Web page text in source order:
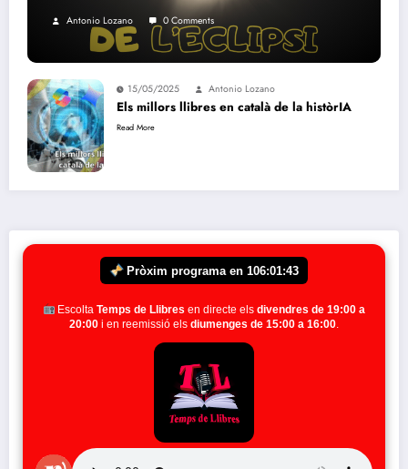
Antonio Lozano 0 Comments
15/05/2025 Antonio Lozano
Els millors llibres en català de la històrIA
Read More
Pròxim programa en106:01:41
EscoltaTemps de Llibres en directe elsdivendres de 19:00 a
20:00 i en reemissió els diumenges de 15:00 a 16:00